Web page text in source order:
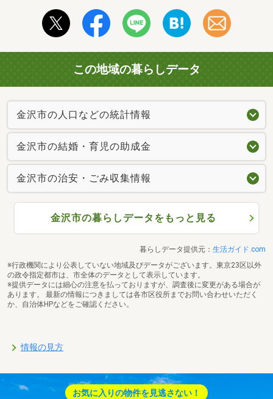
この地域の暮らしデータ
金沢市の人口などの統計情報
金沢市の結婚・育児の助成金
金沢市の治安・ごみ収集情報
金沢市の暮らしデータをもっと見る
暮らしデータ提供元： 生活ガイド.com
※行政機関により公表していない地域及びデータがございます。東京23区以外
の政令指定都市は、市全体のデータとして表示しています。
※提供データには細心の注意を払っておりますが、調査後に変更がある場合が
あります。 最新の情報につきましては各市区役所までお問い合わせいただく
か、自治体HPなどをご確認ください。
情報の見方
お気に入りの物件を見逃さない！